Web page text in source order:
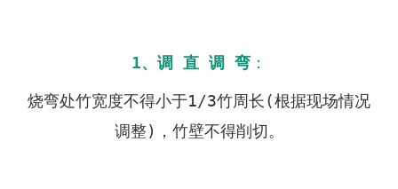
1、 调 直 调 弯 ：
烧弯处竹宽度不得小于1/3竹周长(根据现场情况
调整)，竹壁不得削切。